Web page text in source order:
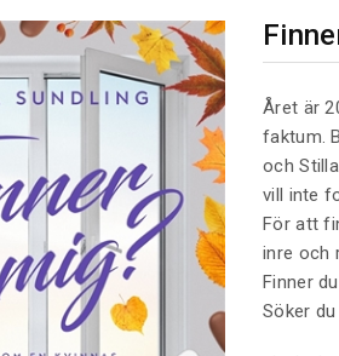
Året är
faktum.
och
vill inte
För att
inre och
Finner
Söker